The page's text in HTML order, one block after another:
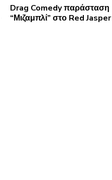
Drag Comedy παράσταση
“Μιζαμπλί” στο Red Jasper